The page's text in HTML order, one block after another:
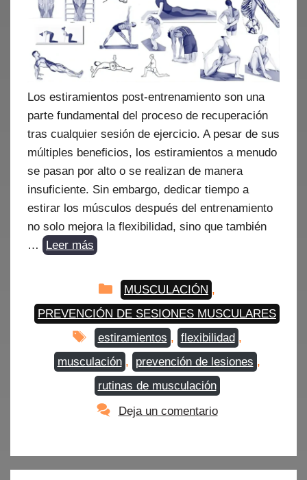
Los estiramientos post-entrenamiento son una
parte fundamental del proceso de recuperación
tras cualquier sesión de ejercicio. A pesar de sus
múltiples beneficios, los estiramientos a menudo
se pasan por alto o se realizan de manera
insuficiente. Sin embargo, dedicar tiempo a
estirar los músculos después del entrenamiento
no solo mejora la flexibilidad, sino que también
…
Leer más
Categorías
MUSCULACIÓN ,
PREVENCIÓN DE SESIONES MUSCULARES
Etiquetas
estiramientos , flexibilidad ,
musculación , prevención de lesiones ,
rutinas de musculación
Deja un comentario